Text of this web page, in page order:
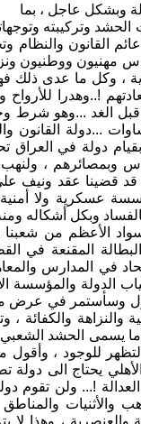
وبشكل عاجل ، بما
وتركيبته
القانون والنظام
مهنيون ووطنيون
، وكل ما عدى ذلك
!..وهدرا للأرواح
الغد ...وهو شرط
...دولة
دولة في العراق
وبمصائرهم ،
قضينا عقد ونيف
عسكرية ولا أمنية
وبكل أشكاله
السواد الأعظم من
المقنعة في
المدارس
الدولة
وسأستمر في عرض
والكفائة ،
ما يسمى الحشد
لتظهر للوجود ،
يحتاج الى
!... ولن تقوم
والأثنيات
، وهذا